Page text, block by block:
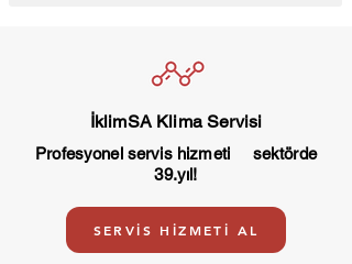
İklimSA Klima Servisi
Profesyonel servis hizmeti sektörde
39.yıl!
SERVİS HİZMETİ AL